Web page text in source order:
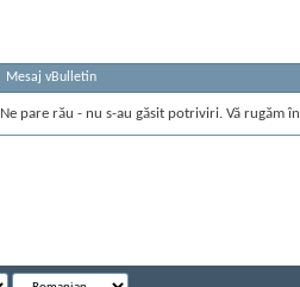
Mesaj vBulletin
Ne pare rău - nu s-au găsit potriviri. Vă rugăm